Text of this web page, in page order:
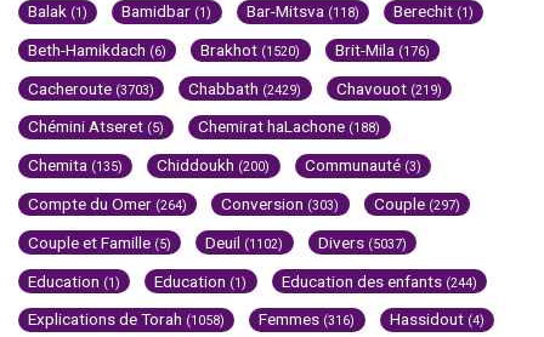
Balak (1) Bamidbar (1) Bar-Mitsva (118) Berechit (1)
Beth-Hamikdach (6) Brakhot (1520) Brit-Mila (176)
Cacheroute (3703) Chabbath (2429) Chavouot (219)
Chémini Atseret (5) Chemirat haLachone (188)
Chemita (135) Chiddoukh (200) Communauté (3)
Compte du Omer (264) Conversion (303) Couple (297)
Couple et Famille (5) Deuil (1102) Divers (5037)
Education (1) Education (1) Education des enfants (244)
Explications de Torah (1058) Femmes (316) Hassidout (4)